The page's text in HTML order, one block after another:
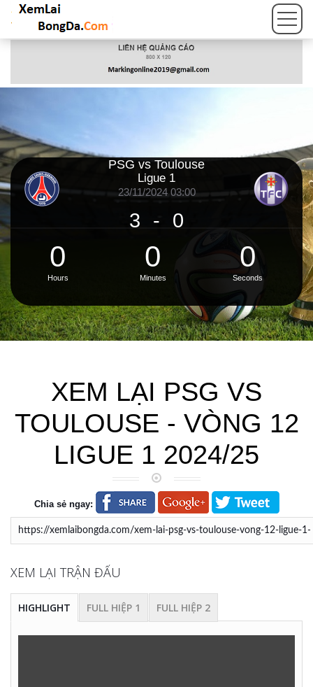
PSG vs Toulouse
Ligue 1
23/11/2024 03:00
3 - 0
0
Hours
0
Minutes
0
Seconds
XEM LẠI PSG VS
TOULOUSE - VÒNG 12
LIGUE 1 2024/25
Chia sẻ ngay:
XEM LẠI TRẬN ĐẤU
HIGHLIGHT FULL HIỆP 1 FULL HIỆP 2